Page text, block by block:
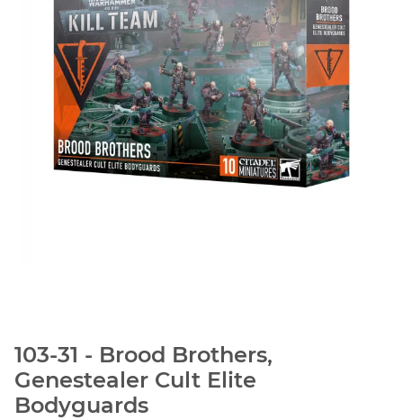
103-31 - Brood Brothers,
Genestealer Cult Elite
Bodyguards